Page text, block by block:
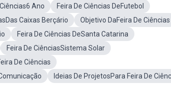
Ano
Feira De Ciências DeFutebol
Caixas Berçário
Objetivo DaFeira De Ciências
Feira De Ciências DeSanta Catarina
Feira De CiênciasSistema Solar
De Ciências
Ideias De ProjetosPara Feira De